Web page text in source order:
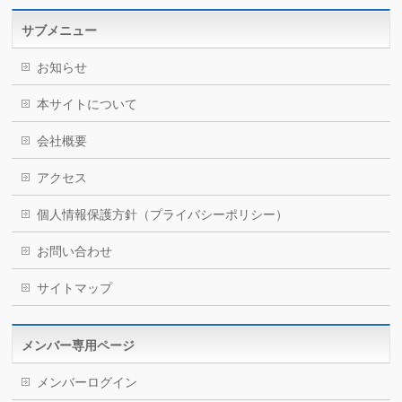
サブメニュー
お知らせ
本サイトについて
会社概要
アクセス
個人情報保護方針（プライバシーポリシー）
お問い合わせ
サイトマップ
メンバー専用ページ
メンバーログイン